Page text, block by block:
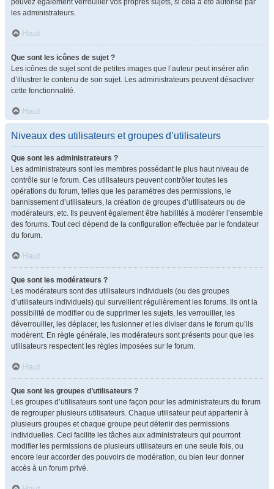
pouvez également verrouiller vos propres sujets, si cela a été autorisé par
les administrateurs.
Haut
Que sont les icônes de sujet ?
Les icônes de sujet sont de petites images que l’auteur peut insérer afin
d’illustrer le contenu de son sujet. Les administrateurs peuvent désactiver
cette fonctionnalité.
Haut
Niveaux des utilisateurs et groupes d’utilisateurs
Que sont les administrateurs ?
Les administrateurs sont les membres possédant le plus haut niveau de
contrôle sur le forum. Ces utilisateurs peuvent contrôler toutes les
opérations du forum, telles que les paramètres des permissions, le
bannissement d’utilisateurs, la création de groupes d’utilisateurs ou de
modérateurs, etc. Ils peuvent également être habilités à modérer l’ensemble
des forums. Tout ceci dépend de la configuration effectuée par le fondateur
du forum.
Haut
Que sont les modérateurs ?
Les modérateurs sont des utilisateurs individuels (ou des groupes
d’utilisateurs individuels) qui surveillent régulièrement les forums. Ils ont la
possibilité de modifier ou de supprimer les sujets, les verrouiller, les
déverrouiller, les déplacer, les fusionner et les diviser dans le forum qu’ils
modèrent. En règle générale, les modérateurs sont présents pour que les
utilisateurs respectent les règles imposées sur le forum.
Haut
Que sont les groupes d’utilisateurs ?
Les groupes d’utilisateurs sont une façon pour les administrateurs du forum
de regrouper plusieurs utilisateurs. Chaque utilisateur peut appartenir à
plusieurs groupes et chaque groupe peut détenir des permissions
individuelles. Ceci facilite les tâches aux administrateurs qui pourront
modifier les permissions de plusieurs utilisateurs en une seule fois, ou
encore leur accorder des pouvoirs de modération, ou bien leur donner
accès à un forum privé.